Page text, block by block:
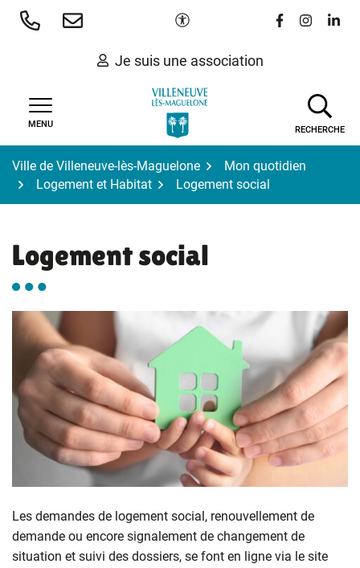
Aller
Paramètres d'accessibilité
Lien vers le
Lien vers
Lien
Je suis une association
MENU
RECHERCHE
Ville de Villeneuve-lès-Maguelone
Mon quotidien
Logement et Habitat
Logement social
Logement social
Les demandes de logement social, renouvellement de
demande ou encore signalement de changement de
situation et suivi des dossiers, se font en ligne via le site